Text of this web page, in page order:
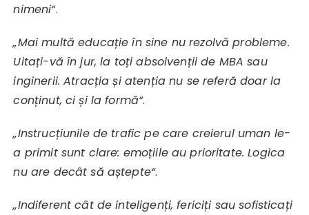
nimeni“.
„Mai multă educație în sine nu rezolvă probleme.
Uitați-vă în jur, la toți absolvenții de MBA sau
inginerii. Atracția și atenția nu se referă doar la
conținut, ci și la formă“.
„Instrucțiunile de trafic pe care creierul uman le-
a primit sunt clare: emoțiile au prioritate. Logica
nu are decât să aștepte“.
„Indiferent cât de inteligenți, fericiți sau sofisticați